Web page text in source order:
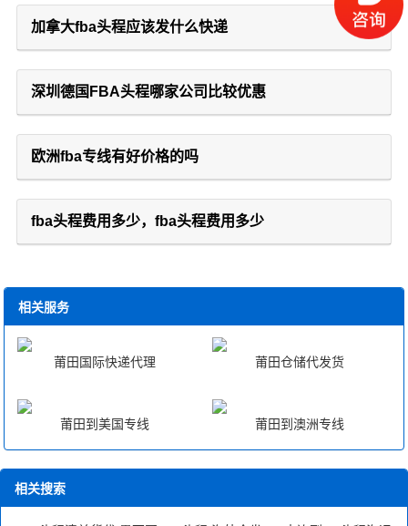
加拿大fba头程应该发什么快递
深圳德国FBA头程哪家公司比较优惠
欧洲fba专线有好价格的吗
fba头程费用多少，fba头程费用多少
相关服务
莆田国际快递代理 莆田仓储代发货
莆田到美国专线 莆田到澳洲专线
相关搜索